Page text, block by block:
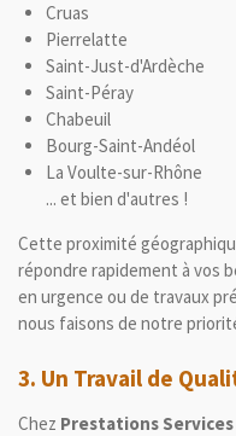
Cruas
Pierrelatte
Saint-Just-d'Ardèche
Saint-Péray
Chabeuil
Bourg-Saint-Andéol
La Voulte-sur-Rhône
... et bien d'autres !
Cette proximité
répondre rapidement à vos
en urgence ou de travaux
nous faisons de notre
3. Un Travail de
Chez Prestations Services